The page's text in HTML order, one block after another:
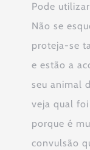
Pode
Não se
proteja-se
e estão a
seu animal
veja qual
porque é
convulsão